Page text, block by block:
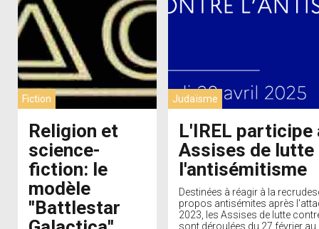
Fiction
Religion et
science-
fiction: le
modèle
''Battlestar
Judaïsme
L'IREL participe
Assises de
l'antisémitisme
Destinées à réagir à la
propos antisémites après
2023, les Assises de lutte
sont déroulées du 27 février au